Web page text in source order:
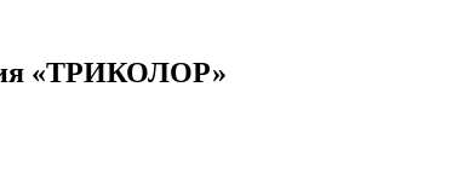
«ТРИКОЛОР»